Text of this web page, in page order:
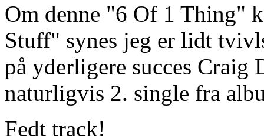
Om denne "6 Of 1 Thing"
Stuff" synes jeg er lidt
på yderligere succes
naturligvis 2. single fra
Fedt track!